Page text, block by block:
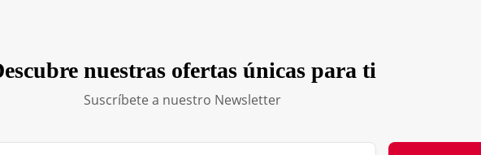
nuestras ofertas únicas para ti
Suscríbete a nuestro Newsletter